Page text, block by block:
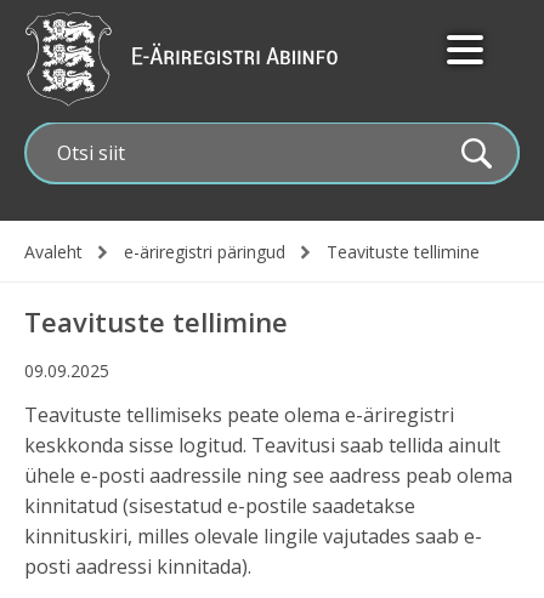
Liigu
edasi
põhisisu
juurde
Avaleht e-äriregistri päringud Teavituste tellimine
Teavituste tellimine
09.09.2025
Teavituste tellimiseks peate olema e-äriregistri
keskkonda sisse logitud. Teavitusi saab tellida ainult
ühele e-posti aadressile ning see aadress peab olema
kinnitatud (sisestatud e-postile saadetakse
kinnituskiri, milles olevale lingile vajutades saab e-
posti aadressi kinnitada).